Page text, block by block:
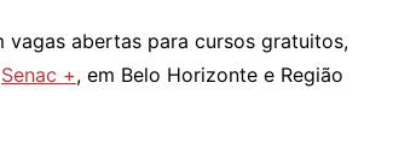
vagas abertas para cursos gratuitos,
Senac +, em Belo Horizonte e Região